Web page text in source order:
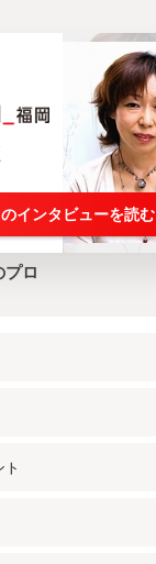
インタビューを読む
ロ